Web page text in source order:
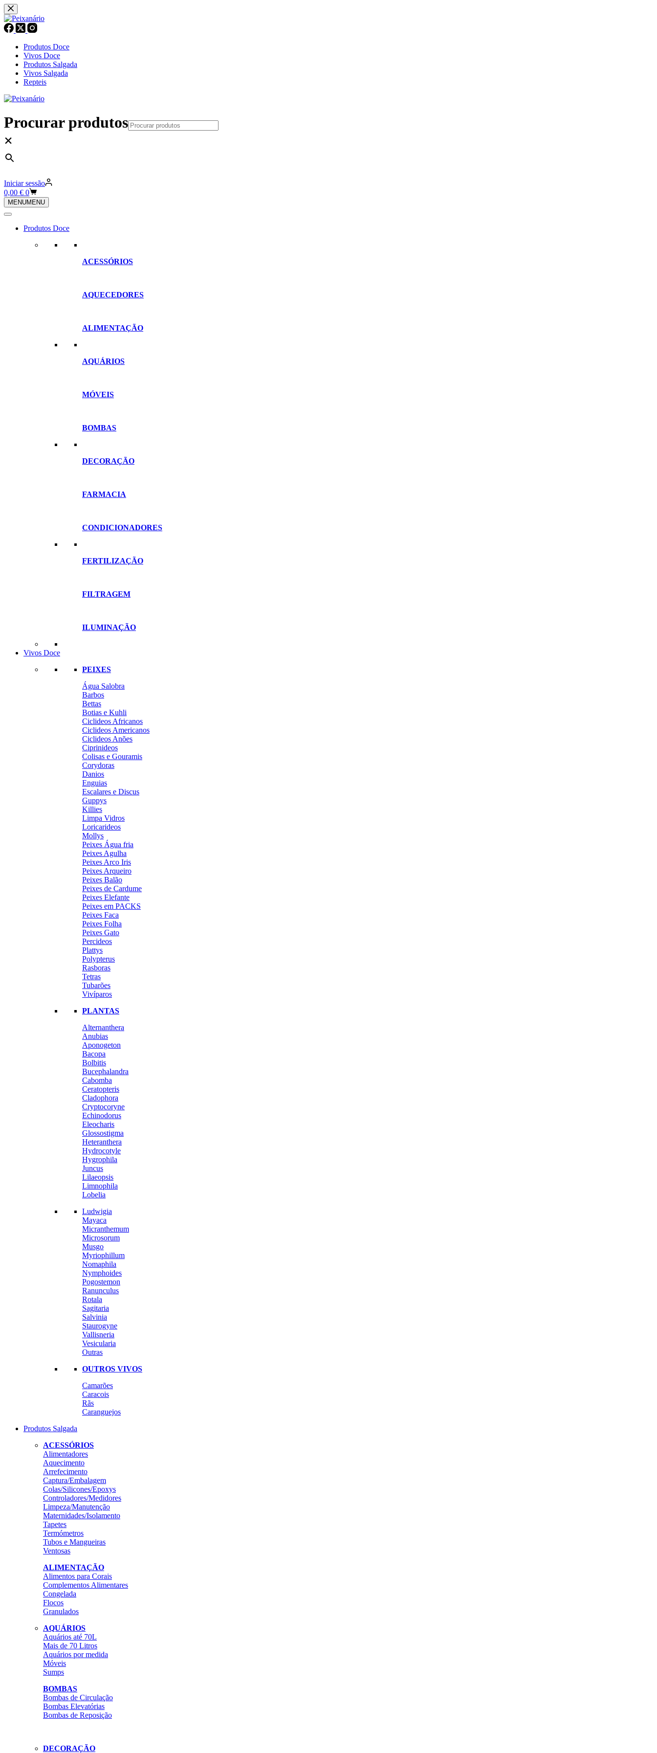
Pular
para
o
conteúdo
Produtos Doce
Vivos Doce
Produtos Salgada
Vivos Salgada
Repteis
Procurar produtos
×
Iniciar sessão
Carrinho
de
compras
0,00 € 0
MENUMENU
Produtos Doce
ACESSÓRIOS
AQUECEDORES
ALIMENTAÇÃO
AQUÁRIOS
MÓVEIS
BOMBAS
DECORAÇÃO
FARMACIA
CONDICIONADORES
FERTILIZAÇÃO
FILTRAGEM
ILUMINAÇÃO
Vivos Doce
PEIXES
Água Salobra
Barbos
Bettas
Botias e Kuhli
Ciclideos Africanos
Ciclideos Americanos
Ciclideos Anões
Ciprinideos
Colisas e Gouramis
Corydoras
Danios
Enguias
Escalares e Discus
Guppys
Killies
Limpa Vidros
Loricarideos
Mollys
Peixes Água fria
Peixes Agulha
Peixes Arco Iris
Peixes Arqueiro
Peixes Balão
Peixes de Cardume
Peixes Elefante
Peixes em PACKS
Peixes Faca
Peixes Folha
Peixes Gato
Percideos
Plattys
Polypterus
Rasboras
Tetras
Tubarões
Vivíparos
PLANTAS
Alternanthera
Anubias
Aponogeton
Bacopa
Bolbitis
Bucephalandra
Cabomba
Ceratopteris
Cladophora
Cryptocoryne
Echinodorus
Eleocharis
Glossostigma
Heteranthera
Hydrocotyle
Hygrophila
Juncus
Lilaeopsis
Limnophila
Lobelia
Ludwigia
Mayaca
Micranthemum
Microsorum
Musgo
Myriophillum
Nomaphila
Nymphoides
Pogostemon
Ranunculus
Rotala
Sagitaria
Salvinia
Staurogyne
Vallisneria
Vesicularia
Outras
OUTROS VIVOS
Camarões
Caracois
Rãs
Caranguejos
Produtos Salgada
ACESSÓRIOS
Alimentadores
Aquecimento
Arrefecimento
Captura/Embalagem
Colas/Silicones/Epoxys
Controladores/Medidores
Limpeza/Manutenção
Maternidades/Isolamento
Tapetes
Termómetros
Tubos e Mangueiras
Ventosas
ALIMENTAÇÃO
Alimentos para Corais
Complementos Alimentares
Congelada
Flocos
Granulados
AQUÁRIOS
Aquários até 70L
Mais de 70 Litros
Aquários por medida
Móveis
Sumps
BOMBAS
Bombas de Circulação
Bombas Elevatórias
Bombas de Reposição
DECORAÇÃO